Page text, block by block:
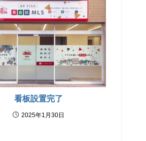
看板設置完了
2025年1月30日